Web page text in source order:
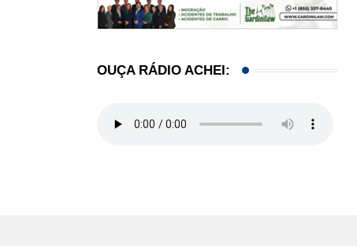
OUÇA RÁDIO ACHEI: